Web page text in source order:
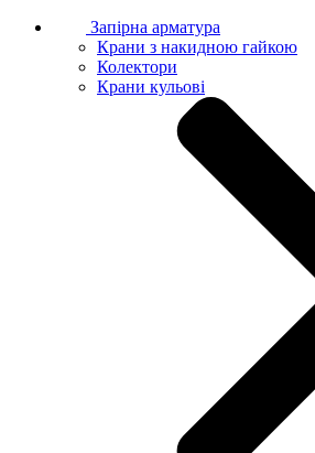
Запірна арматура
Крани з накидною гайкою
Колектори
Крани кульові